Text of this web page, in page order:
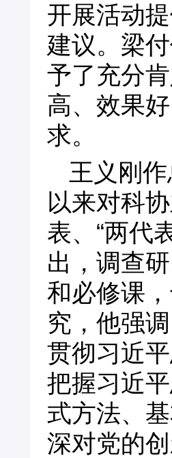
开展活动
建议。梁
予了充分
高、效果
求。
王义刚
以来对科
表、“两代
出，调查
和必修课
究，他强
贯彻习近
把握习近
式方法、
深对党的